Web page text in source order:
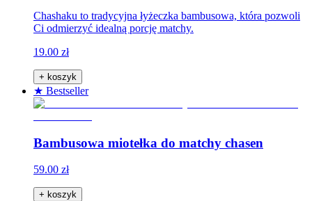
Chashaku to tradycyjna łyżeczka bambusowa, która pozwoli
Ci odmierzyć idealną porcję matchy.
19.00 zł
+ koszyk
★ Bestseller
Bambusowa miotełka do matchy chasen
59.00 zł
+ koszyk